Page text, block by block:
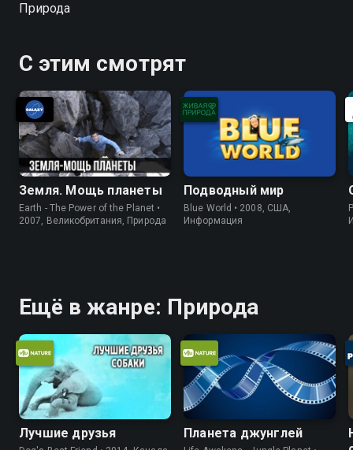
Природа
С этим смотрят
Земля. Мощь планеты
Earth - The Power of the Planet •
2007, Великобритания, Природа
Подводный мир
Blue World • 2008, США,
Информация
Ещё в жанре: Природа
Лучшие друзья Планета джунглей